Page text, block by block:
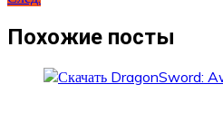
по
записям
Похожие посты